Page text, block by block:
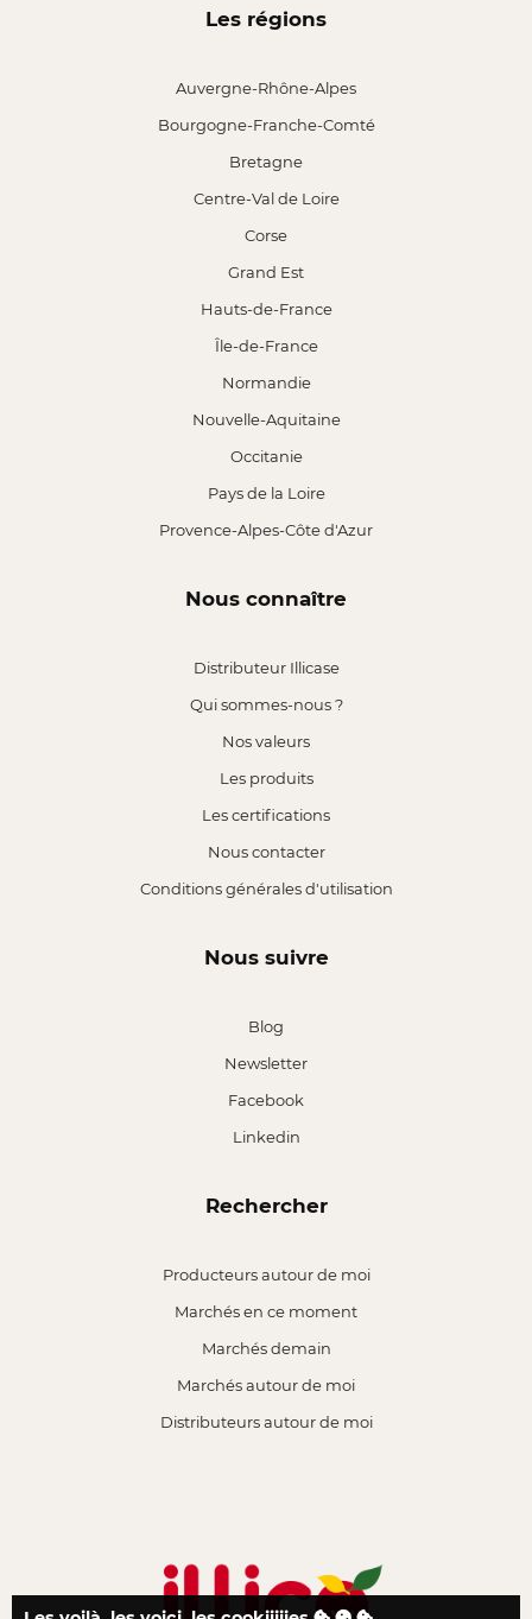
Les régions
Auvergne-Rhône-Alpes
Bourgogne-Franche-Comté
Bretagne
Centre-Val de Loire
Corse
Grand Est
Hauts-de-France
Île-de-France
Normandie
Nouvelle-Aquitaine
Occitanie
Pays de la Loire
Provence-Alpes-Côte d'Azur
Nous connaître
Distributeur Illicase
Qui sommes-nous ?
Nos valeurs
Les produits
Les certifications
Nous contacter
Conditions générales d'utilisation
Nous suivre
Blog
Newsletter
Facebook
Linkedin
Rechercher
Producteurs autour de moi
Marchés en ce moment
Marchés demain
Marchés autour de moi
Distributeurs autour de moi